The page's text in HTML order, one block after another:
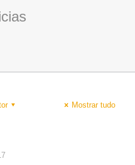
Mostrar tudo